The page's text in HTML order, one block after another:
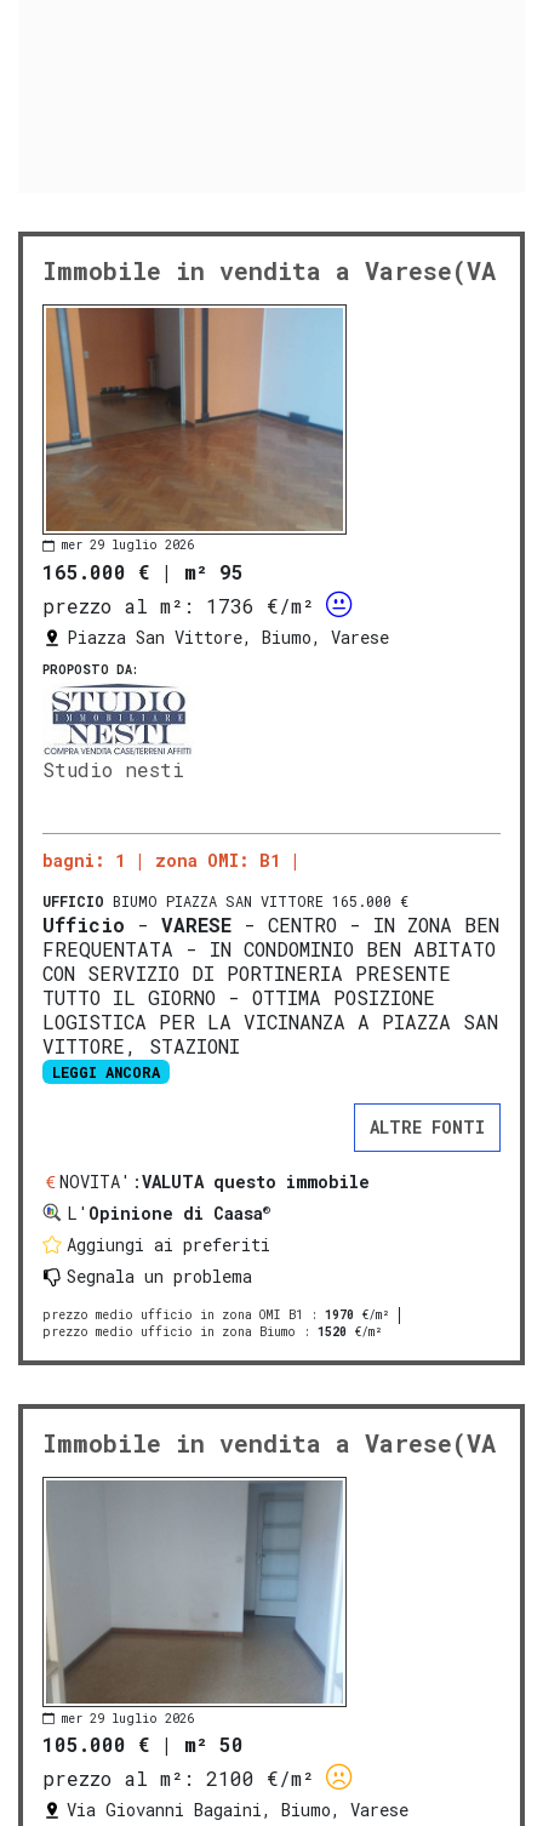
Immobile in vendita a Varese(VA
mer 29 luglio 2026
165.000 € | m² 95
prezzo al m²:
1736 €/m²
Piazza San Vittore, Biumo, Varese
PROPOSTO DA:
Studio nesti
bagni: 1 zona OMI: B1
UFFICIO BIUMO PIAZZA SAN VITTORE 165.000 €
Ufficio - VARESE - CENTRO - IN ZONA BEN
FREQUENTATA - IN CONDOMINIO BEN ABITATO
CON SERVIZIO DI PORTINERIA PRESENTE
TUTTO IL GIORNO - OTTIMA POSIZIONE
LOGISTICA PER LA VICINANZA A PIAZZA SAN
VITTORE, STAZIONI
LEGGI ANCORA
ALTRE FONTI
NOVITA':VALUTA questo immobile
L' Opinione di Caasa®
Aggiungi ai preferiti
Segnala un problema
prezzo medio ufficio in zona OMI B1 : 1970 €/m²
prezzo medio ufficio in zona Biumo : 1520 €/m²
Immobile in vendita a Varese(VA
mer 29 luglio 2026
105.000 € | m² 50
prezzo al m²:
2100 €/m²
Via Giovanni Bagaini, Biumo, Varese